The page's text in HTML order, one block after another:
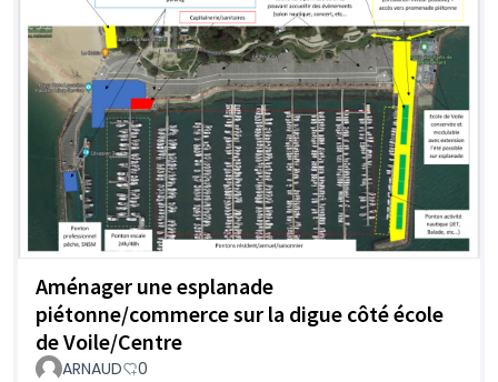
Aménager une esplanade
piétonne/commerce sur la digue côté école
de Voile/Centre
ARNAUD 0